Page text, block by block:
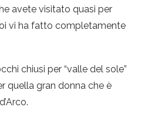
avete visitato quasi per
vi ha fatto completamente
chiusi per “valle del sole”
quella gran donna che è